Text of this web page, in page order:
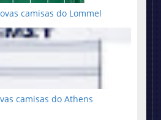
camisas do Lommel
camisas do Athens